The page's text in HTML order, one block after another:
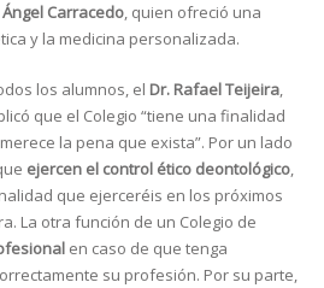
Ángel Carracedo, quien ofreció una
y la medicina personalizada.
los alumnos, el Dr. Rafael Teijeira,
que el Colegio “tiene una finalidad
la pena que exista”. Por un lado
ejercen el control ético deontológico,
que ejerceréis en los próximos
La otra función de un Colegio de
en caso de que tenga
su profesión. Por su parte,